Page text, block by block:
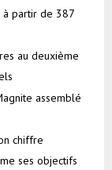
à partir de 387
au deuxième
assemblé
chiffre
ses objectifs